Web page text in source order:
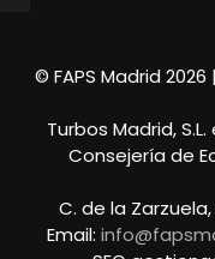
© FAPS Madrid
Turbos Madrid,
Consejería de
C. de la
Email: